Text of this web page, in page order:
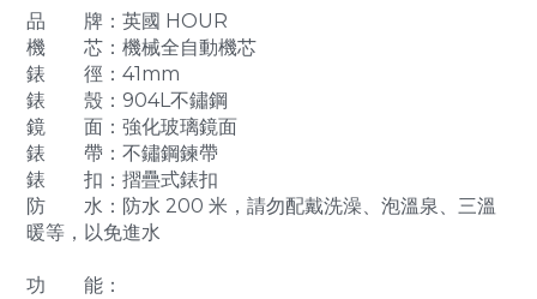
品 牌：英國 HOUR
機 芯：機械全自動機芯
錶 徑：41mm
錶 殼：904L不鏽鋼
鏡 面：強化玻璃鏡面
錶 帶：不鏽鋼鍊帶
錶 扣：摺疊式錶扣
防 水：防水 200 米，請勿配戴洗澡、泡溫泉、三溫
暖等，以免進水
功 能：